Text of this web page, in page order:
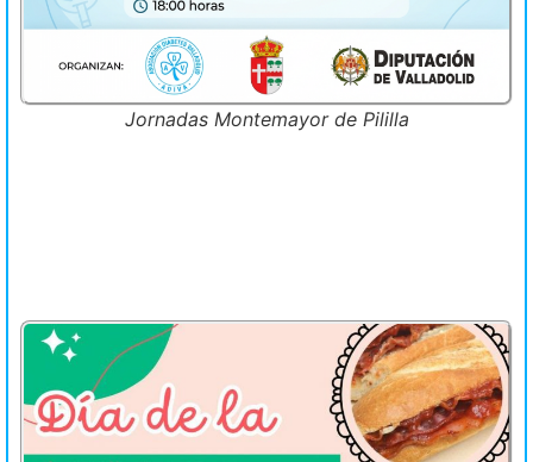
Jornadas Montemayor de Pililla